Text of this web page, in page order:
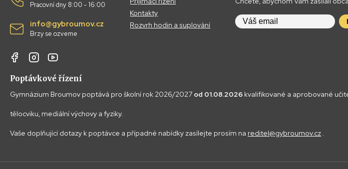
Pracovní dny 8:00 - 16:00
info@gybroumov.cz
Brzy se ozveme
Kontakty
Rozvrh hodin a suplování
Poptávkové řízení
Gymnázium Broumov poptává pro školní rok 2026/2027 od 01.08.2026 kvalifikované a aprobované
tělocviku, mediální výchovy a fyziky.
Vaše doplňující dotazy k poptávce a případné nabídky zasílejte prosím na reditel@gybroumov.cz .